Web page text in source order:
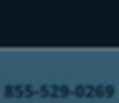
855-529-0269